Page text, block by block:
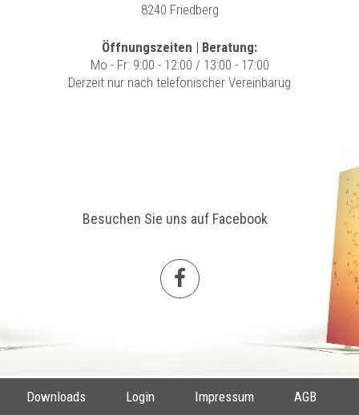
8240 Friedberg
Öffnungszeiten | Beratung:
Mo - Fr: 9:00 - 12:00 / 13:00 - 17:00
Derzeit nur nach telefonischer Vereinbarug
Besuchen Sie uns auf Facebook
Downloads Login Impressum AGB